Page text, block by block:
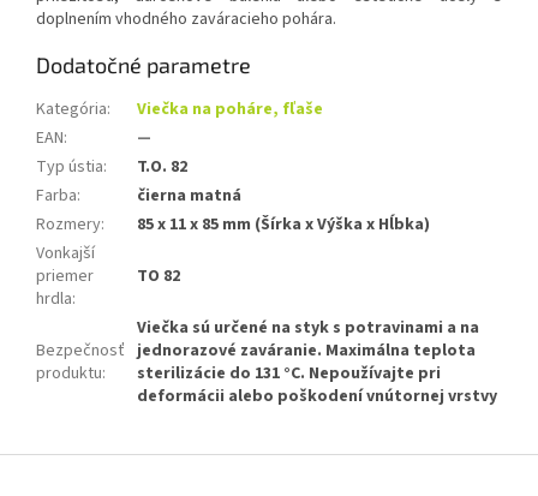
doplnením vhodného zaváracieho pohára.
Dodatočné parametre
Kategória:
Viečka na poháre, fľaše
EAN:
—
Typ ústia:
T.O. 82
Farba:
čierna matná
Rozmery:
85 x 11 x 85 mm (Šírka x Výška x Hĺbka)
Vonkajší
priemer
hrdla:
TO 82
Bezpečnosť
produktu:
Viečka sú určené na styk s potravinami a na
jednorazové zaváranie. Maximálna teplota
sterilizácie do 131 °C. Nepoužívajte pri
deformácii alebo poškodení vnútornej vrstvy